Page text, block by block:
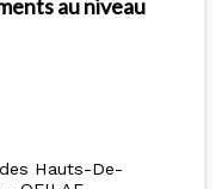
au niveau
Hauts-De-